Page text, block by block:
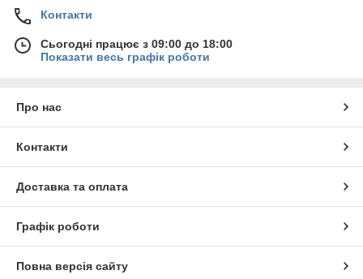
Контакти
Сьогодні працює з 09:00 до 18:00
Показати весь графік роботи
Про нас
Контакти
Доставка та оплата
Графік роботи
Повна версія сайту